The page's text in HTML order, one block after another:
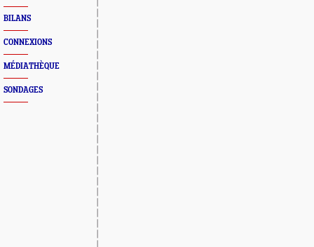
BILANS
CONNEXIONS
MÉDIATHÈQUE
SONDAGES